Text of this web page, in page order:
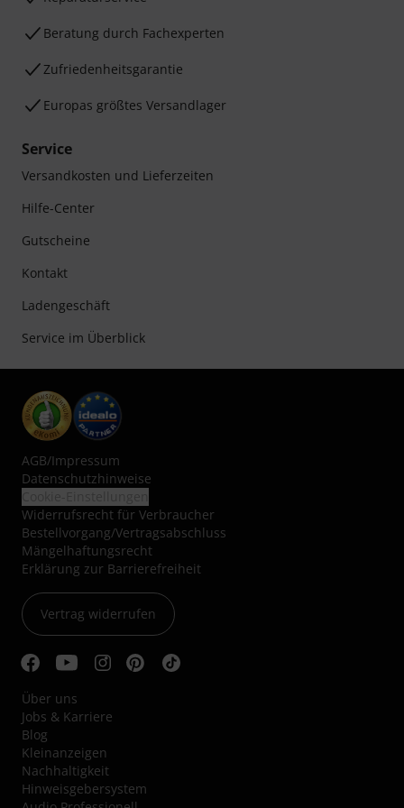
Beratung durch Fachexperten
Zufriedenheitsgarantie
Europas größtes Versandlager
Service
Versandkosten und Lieferzeiten
Hilfe-Center
Gutscheine
Kontakt
Ladengeschäft
Service im Überblick
AGB/Impressum
Datenschutzhinweise
Widerrufsrecht für Verbraucher
Bestellvorgang/Vertragsabschluss
Mängelhaftungsrecht
Erklärung zur Barrierefreiheit
Vertrag widerrufen
Über uns
Jobs & Karriere
Blog
Kleinanzeigen
Nachhaltigkeit
Hinweisgebersystem